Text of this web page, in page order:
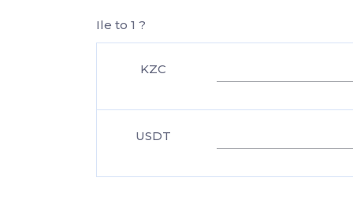
Ile to 1 ?
KZC
USDT